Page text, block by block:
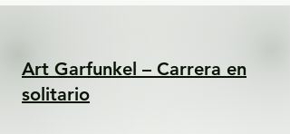
Art Garfunkel – Carrera en
solitario